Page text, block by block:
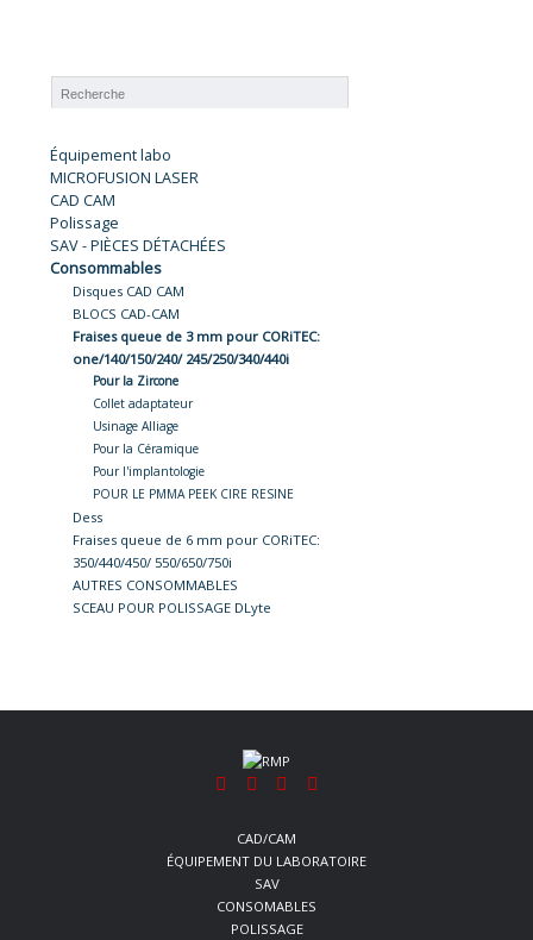
Équipement labo
MICROFUSION LASER
CAD CAM
Polissage
SAV - PIÈCES DÉTACHÉES
Consommables
Disques CAD CAM
BLOCS CAD-CAM
Fraises queue de 3 mm pour CORiTEC:
one/140/150/240/ 245/250/340/440i
Pour la Zircone
Collet adaptateur
Usinage Alliage
Pour la Céramique
Pour l'implantologie
POUR LE PMMA PEEK CIRE RESINE
Dess
Fraises queue de 6 mm pour CORiTEC:
350/440/450/ 550/650/750i
AUTRES CONSOMMABLES
SCEAU POUR POLISSAGE DLyte
CAD/CAM
ÉQUIPEMENT DU LABORATOIRE
SAV
CONSOMABLES
POLISSAGE